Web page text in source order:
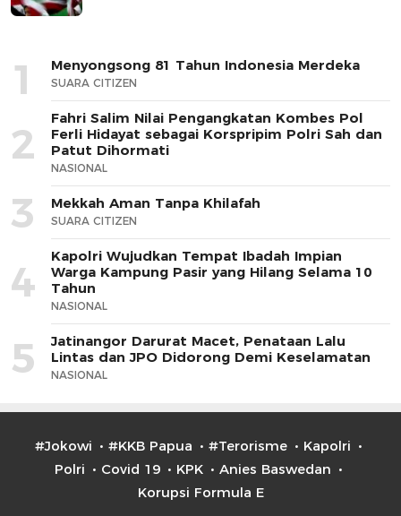
1 Menyongsong 81 Tahun Indonesia Merdeka
SUARA CITIZEN
2
Fahri Salim Nilai Pengangkatan Kombes Pol
Ferli Hidayat sebagai Korspripim Polri Sah dan
Patut Dihormati
NASIONAL
3 Mekkah Aman Tanpa Khilafah
SUARA CITIZEN
4
Kapolri Wujudkan Tempat Ibadah Impian
Warga Kampung Pasir yang Hilang Selama 10
Tahun
NASIONAL
5
Jatinangor Darurat Macet, Penataan Lalu
Lintas dan JPO Didorong Demi Keselamatan
NASIONAL
#Jokowi #KKB Papua #Terorisme
Kapolri
Polri
Covid 19 KPK
Anies Baswedan
Korupsi Formula E